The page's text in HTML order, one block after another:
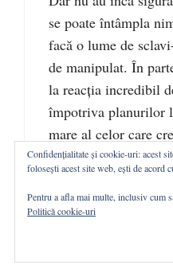
se poate întâmpla
facă o lume de
de manipulat. În
la reacţia incredibil
împotriva planurilor
mare al celor care
ales tinerii.
Încarc...
Confidențialitate și cookie-uri: acest
folosești acest site web, ești de acord
Pentru a afla mai multe, inclusiv cum
Politică cookie-uri